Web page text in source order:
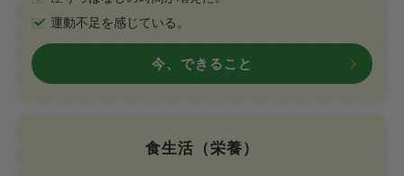
運動不足を感じている。
今、できること
食生活（栄養）